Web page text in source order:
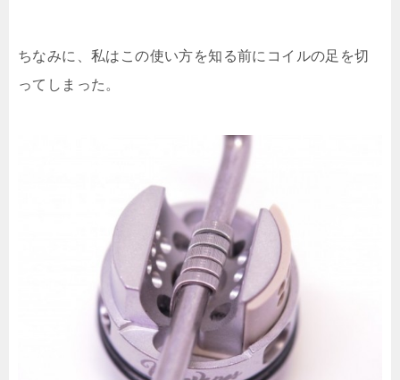
ちなみに、私はこの使い方を知る前にコイルの足を切
ってしまった。